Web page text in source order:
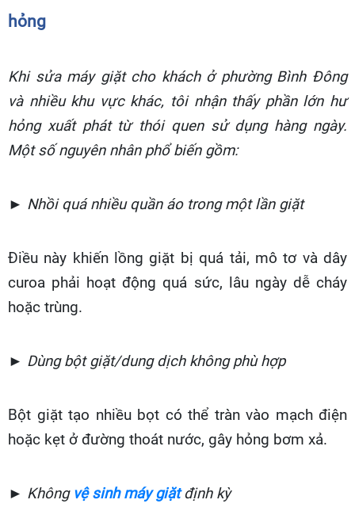
hỏng
Khi sửa máy giặt cho khách ở phường Bình Đông
và nhiều khu vực khác, tôi nhận thấy phần lớn hư
hỏng xuất phát từ thói quen sử dụng hàng ngày.
Một số nguyên nhân phổ biến gồm:
► Nhồi quá nhiều quần áo trong một lần giặt
Điều này khiến lồng giặt bị quá tải, mô tơ và dây
curoa phải hoạt động quá sức, lâu ngày dễ cháy
hoặc trùng.
► Dùng bột giặt/dung dịch không phù hợp
Bột giặt tạo nhiều bọt có thể tràn vào mạch điện
hoặc kẹt ở đường thoát nước, gây hỏng bơm xả.
► Không vệ sinh máy giặtđịnh kỳ